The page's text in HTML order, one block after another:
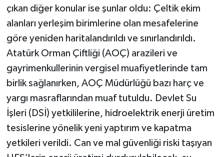
çıkan diğer konular ise şunlar oldu: Çeltik ekim
alanları yerleşim birimlerine olan mesafelerine
göre yeniden haritalandırıldı ve sınırlandırıldı.
Atatürk Orman Çiftliği (AOÇ) arazileri ve
gayrimenkullerinin vergisel muafiyetlerinde tam
birlik sağlanırken, AOÇ Müdürlüğü bazı harç ve
yargı masraflarından muaf tutuldu. Devlet Su
İşleri (DSİ) yetkililerine, hidroelektrik enerji üretim
tesislerine yönelik yeni yaptırım ve kapatma
yetkileri verildi. Can ve mal güvenliği riski taşıyan